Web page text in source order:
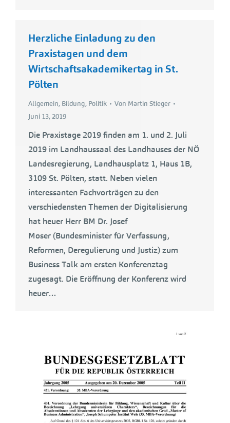
Herzliche Einladung zu den
Praxistagen und dem
Wirtschaftsakademikertag in St.
Pölten
Allgemein, Bildung, Politik Von Martin Stieger
Juni 13, 2019
Die Praxistage 2019 finden am 1. und 2. Juli
2019 im Landhaussaal des Landhauses der NÖ
Landesregierung, Landhausplatz 1, Haus 1B,
3109 St. Pölten, statt. Neben vielen
interessanten Fachvorträgen zu den
verschiedensten Themen der Digitalisierung
hat heuer Herr BM Dr. Josef
Moser (Bundesminister für Verfassung,
Reformen, Deregulierung und Justiz) zum
Business Talk am ersten Konferenztag
zugesagt. Die Eröffnung der Konferenz wird
heuer…